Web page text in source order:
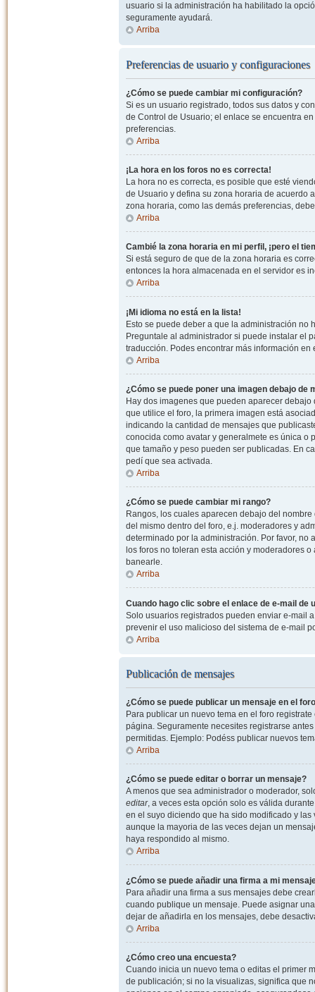
usuario si la administración ha habilitado la
seguramente ayudará.
Arriba
Preferencias de usuario y configuraciones
¿Cómo se puede cambiar mi configuración?
Si es un usuario registrado, todos sus datos y
de Control de Usuario; el enlace se encuentra
preferencias.
Arriba
¡La hora en los foros no es correcta!
La hora no es correcta, es posible que esté
de Usuario y defina su zona horaria de acuerdo
zona horaria, como las demás preferencias,
Arriba
Cambié la zona horaria en mi perfil, ¡pero el
Si está seguro de que de la zona horaria es
entonces la hora almacenada en el servidor es
Arriba
¡Mi idioma no está en la lista!
Esto se puede deber a que la administración no
Preguntale al administrador si puede instalar el
traducción. Podes encontrar más información
Arriba
¿Cómo se puede poner una imagen debajo de
Hay dos imagenes que pueden aparecer
que utilice el foro, la primera imagen está
indicando la cantidad de mensajes que
conocida como avatar y generalmete es única o
que tamaño y peso pueden ser publicadas. En
pedí que sea activada.
Arriba
¿Cómo se puede cambiar mi rango?
Rangos, los cuales aparecen debajo del
del mismo dentro del foro, e.j. moderadores y
determinado por la administración. Por favor,
los foros no toleran esta acción y moderadores
banearle.
Arriba
Cuando hago clic sobre el enlace de e-mail de
Solo usuarios registrados pueden enviar e-mail
prevenir el uso malicioso del sistema de e-mail
Arriba
Publicación de mensajes
¿Cómo se puede publicar un mensaje en el
Para publicar un nuevo tema en el foro
página. Seguramente necesites registrarse
permitidas. Ejemplo: Podéss publicar nuevos
Arriba
¿Cómo se puede editar o borrar un mensaje?
A menos que sea administrador o moderador,
editar, a veces esta opción solo es válida
en el suyo diciendo que ha sido modificado y
aunque la mayoria de las veces dejan un
haya respondido al mismo.
Arriba
¿Cómo se puede añadir una firma a mi
Para añadir una firma a sus mensajes debe
cuando publique un mensaje. Puede asignar
dejar de añadirla en los mensajes, debe
Arriba
¿Cómo creo una encuesta?
Cuando inicia un nuevo tema o editas el primer
de publicación; si no la visualizas, significa que